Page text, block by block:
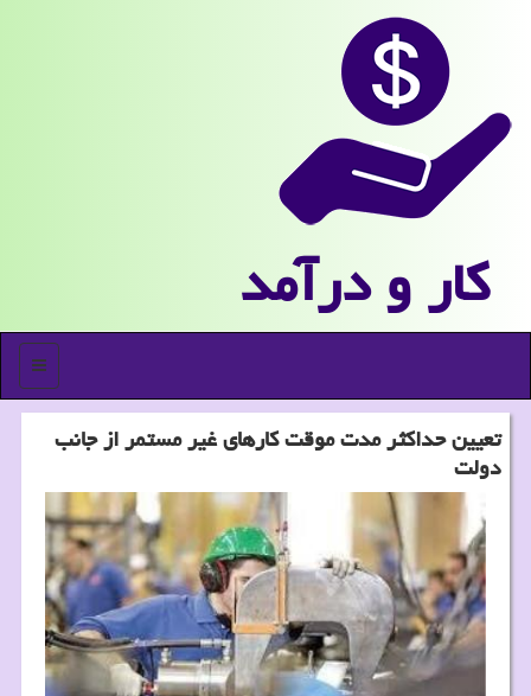
كار و درآمد
منو
تعیین حداكثر مدت موقت كارهای غیر مستمر از جانب
دولت